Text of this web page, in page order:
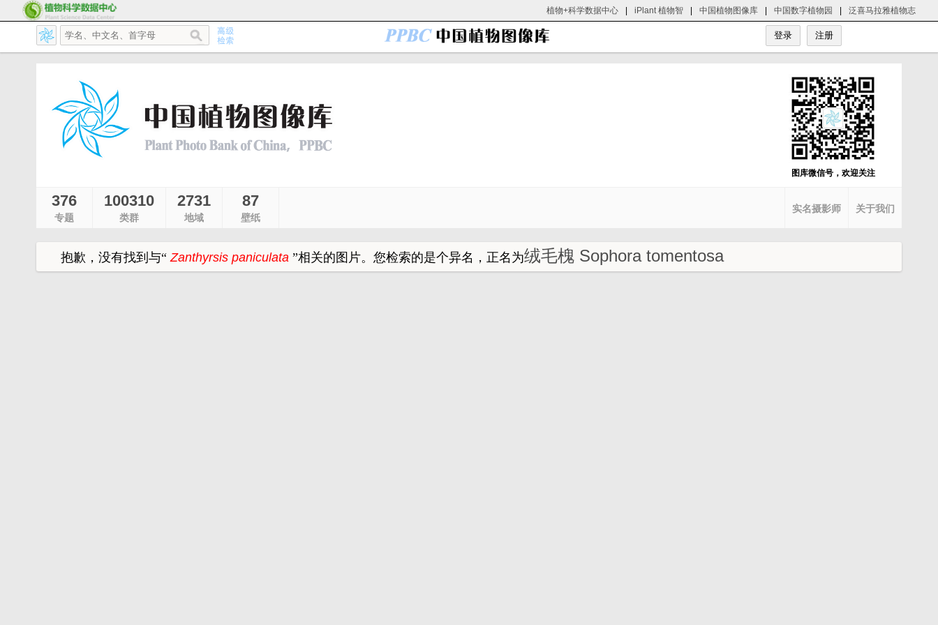
植物+科学数据中心 iPlant 植物智 中国植物图像库 中国数字植物园 泛喜马拉雅植物志
图库微信号，欢迎关注
376
专题
100310
类群
2731
地域
87
壁纸
关于我们
实名摄影师
抱歉，没有找到与“ Zanthyrsis paniculata ”相关的图片。 您检索的是个异名，正名为绒毛槐 Sophora tomentosa